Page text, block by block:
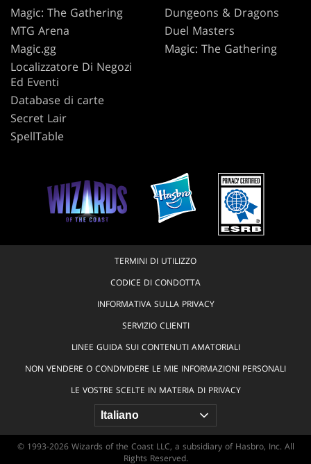
Magic: The Gathering
MTG Arena
Magic.gg
Localizzatore Di Negozi
Ed Eventi
Database di carte
Secret Lair
SpellTable
Dungeons & Dragons
Duel Masters
Magic: The Gathering
TERMINI DI UTILIZZO
CODICE DI CONDOTTA
INFORMATIVA SULLA PRIVACY
SERVIZIO CLIENTI
LINEE GUIDA SUI CONTENUTI AMATORIALI
NON VENDERE O CONDIVIDERE LE MIE INFORMAZIONI PERSONALI
LE VOSTRE SCELTE IN MATERIA DI PRIVACY
© 1993-2026 Wizards of the Coast LLC, a subsidiary of Hasbro, Inc. All
Rights Reserved.